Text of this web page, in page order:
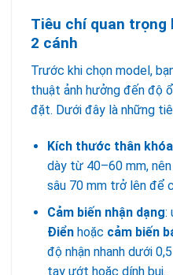
Tiêu chí quan trọng
2 cánh
Trước khi chọn model,
thuật ảnh hưởng đến độ
đặt. Dưới đây là những
Kích thước thân khóa
dày từ 40–60 mm,
sâu 70 mm trở lên để
Cảm biến nhận dạng:
Điểnhoặc cảm biến
độ nhận nhanh dưới
tay ướt hoặc dính bụi.